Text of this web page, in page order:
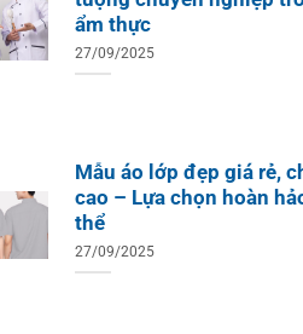
ẩm thực
27/09/2025
Mẫu áo lớp đẹp giá rẻ,
cao – Lựa chọn hoàn
thể
27/09/2025